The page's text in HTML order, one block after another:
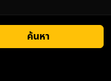
ค้นหา